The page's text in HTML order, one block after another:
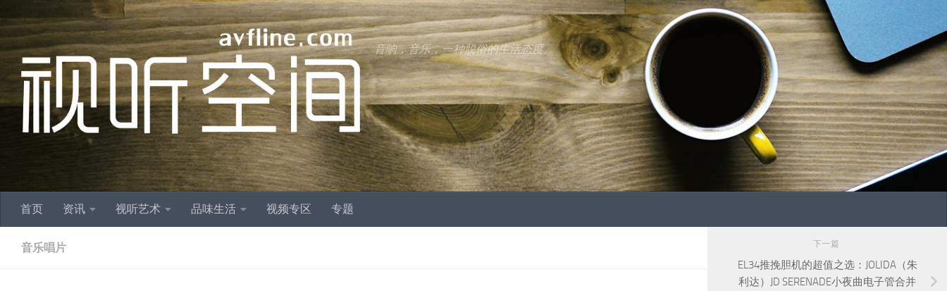
跳至内容
音响，音乐，一种脱俗的生活态度。
首页 资讯 视听艺术 品味生活 视频专区 专题
音乐唱片 下一篇
EL34推挽胆机的超值之选：JOLIDA（朱
利达）JD SERENADE小夜曲电子管合并